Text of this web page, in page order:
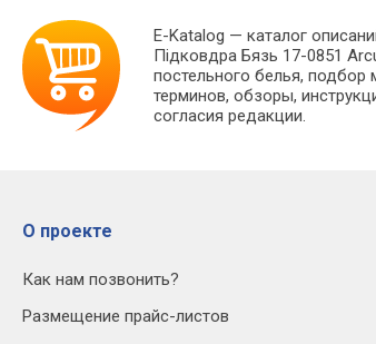
E-Katalog — каталог
Підковдра Бязь 17-0851
постельного белья,
терминов, обзоры,
согласия редакции.
О проекте
Как нам позвонить?
Размещение прайс-листов